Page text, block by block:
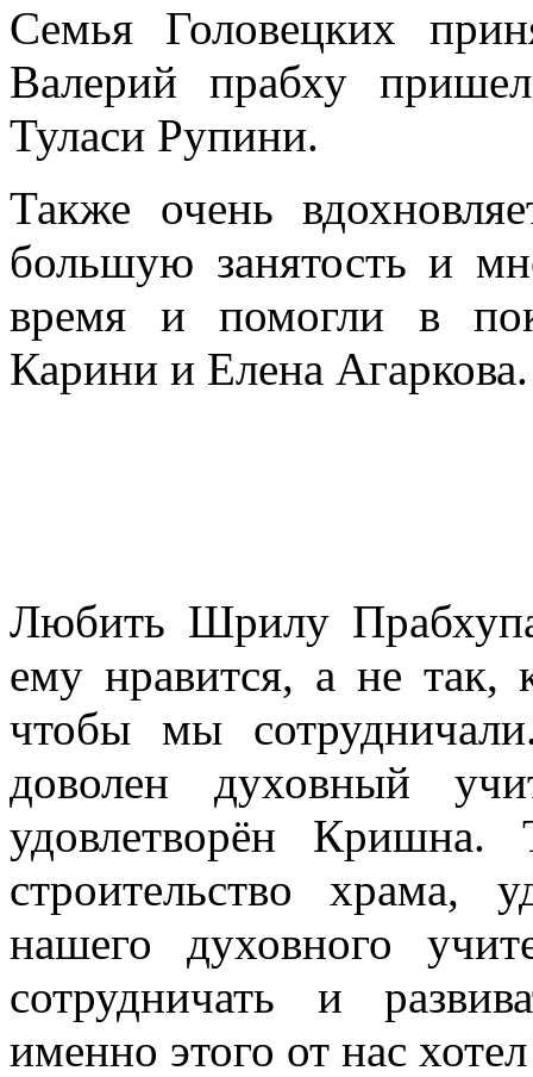
Семья Головецких
Валерий прабху
Туласи Рупини.
Также очень
большую занятость и
время и помогли в
Карини и Елена Агаркова.
Любить Шрилу
ему нравится, а не так,
чтобы мы
доволен духовный
удовлетворён Кришна.
строительство храма,
нашего духовного
сотрудничать и
именно этого от нас